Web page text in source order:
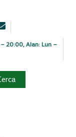
20:00, Alan: Lun –